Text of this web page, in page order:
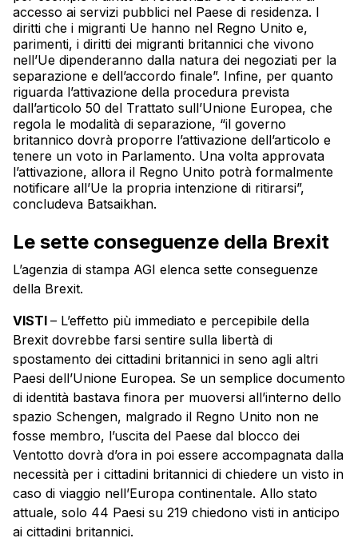
accesso ai servizi pubblici nel Paese di residenza. I
diritti che i migranti Ue hanno nel Regno Unito e,
parimenti, i diritti dei migranti britannici che vivono
nell’Ue dipenderanno dalla natura dei negoziati per la
separazione e dell’accordo finale”. Infine, per quanto
riguarda l’attivazione della procedura prevista
dall’articolo 50 del Trattato sull’Unione Europea, che
regola le modalità di separazione, “il governo
britannico dovrà proporre l’attivazione dell’articolo e
tenere un voto in Parlamento. Una volta approvata
l’attivazione, allora il Regno Unito potrà formalmente
notificare all’Ue la propria intenzione di ritirarsi”,
concludeva Batsaikhan.
Le sette conseguenze della Brexit
L’agenzia di stampa AGI elenca sette conseguenze
della Brexit.
VISTI – L’effetto più immediato e percepibile della
Brexit dovrebbe farsi sentire sulla libertà di
spostamento dei cittadini britannici in seno agli altri
Paesi dell’Unione Europea. Se un semplice documento
di identità bastava finora per muoversi all’interno dello
spazio Schengen, malgrado il Regno Unito non ne
fosse membro, l’uscita del Paese dal blocco dei
Ventotto dovrà d’ora in poi essere accompagnata dalla
necessità per i cittadini britannici di chiedere un visto in
caso di viaggio nell’Europa continentale. Allo stato
attuale, solo 44 Paesi su 219 chiedono visti in anticipo
ai cittadini britannici.